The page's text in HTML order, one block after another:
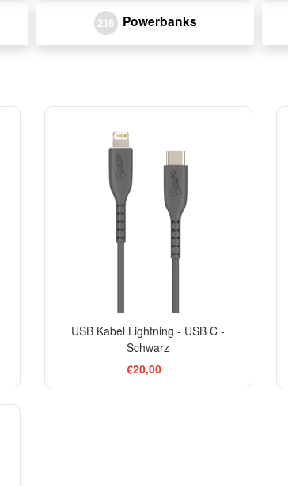
216 Powerbanks
USB Kabel Lightning - USB C -
Schwarz
€20,00